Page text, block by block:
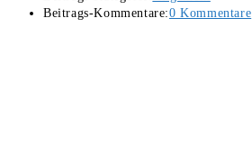
Beitrags-Kommentare:0 Kommentare